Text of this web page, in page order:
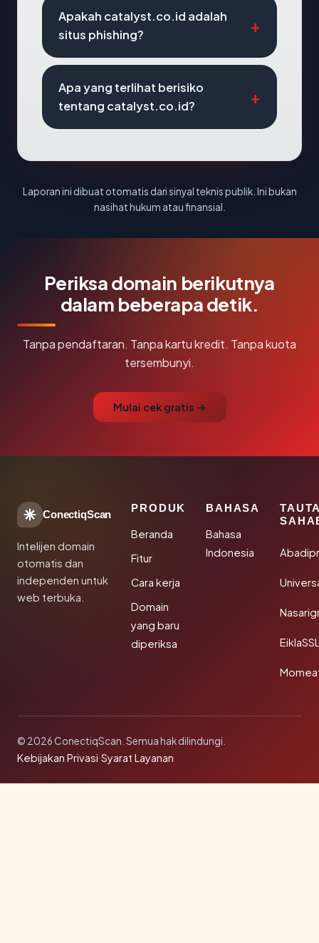
Apakah catalyst.co.id adalah
situs phishing?
Apa yang terlihat berisiko
tentang catalyst.co.id?
Laporan ini dibuat otomatis dari sinyal teknis publik. Ini bukan
nasihat hukum atau finansial.
Periksa domain berikutnya
dalam beberapa detik.
Tanpa pendaftaran. Tanpa kartu kredit. Tanpa kuota
tersembunyi.
Mulai cek gratis →
ConectiqScan
Intelijen domain
otomatis dan
independen untuk
web terbuka.
PRODUK
Beranda
Fitur
Cara kerja
Domain
yang baru
diperiksa
BAHASA
Bahasa
Indonesia
© 2026 ConectiqScan. Semua hak dilindungi.
Kebijakan Privasi·Syarat Layanan